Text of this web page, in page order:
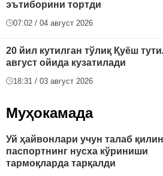
эътиборини тортди
07:02 / 04 август 2026
20 йил кутилган тўлиқ Қуёш
август ойида кузатилади
18:31 / 03 август 2026
Муҳокамада
Уй ҳайвонлари учун талаб
паспортнинг нусха кўриниши
тармоқларда тарқалди